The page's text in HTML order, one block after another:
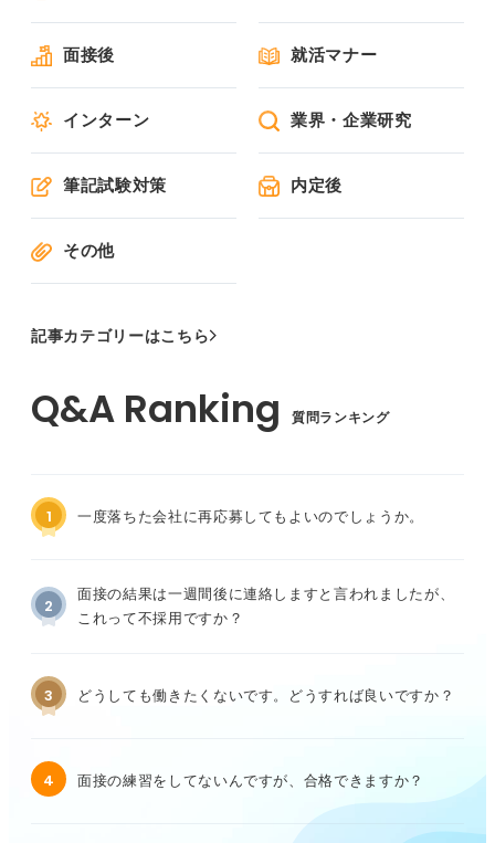
面接後 就活マナー
インターン 業界・企業研究
筆記試験対策 内定後
その他
記事カテゴリーはこちら
質問ランキング
1 一度落ちた会社に再応募してもよいのでしょうか。
2
面接の結果は一週間後に連絡しますと言われましたが、
これって不採用ですか？
3 どうしても働きたくないです。どうすれば良いですか？
4 面接の練習をしてないんですが、合格できますか？